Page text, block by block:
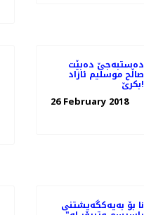
دەستبەجێ دەبێت
صاڵح موسلیم ئازاد
بکرێ!
26 February 2018
نا بۆ بەیەکگەیشتنی